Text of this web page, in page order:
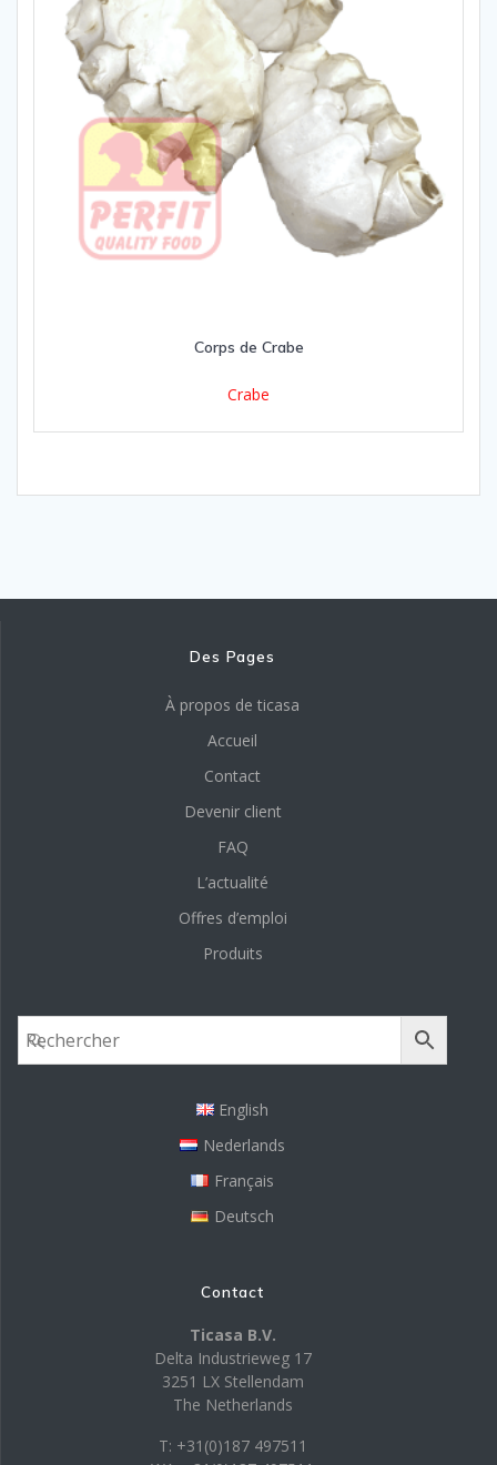
Corps de Crabe
Crabe
Des Pages
À propos de ticasa
Accueil
Contact
Devenir client
FAQ
L’actualité
Offres d’emploi
Produits
English
Nederlands
Français
Deutsch
Contact
Ticasa B.V.
Delta Industrieweg 17
3251 LX Stellendam
The Netherlands
T: +31(0)187 497511